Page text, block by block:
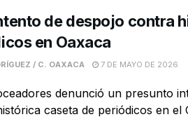
de despojo contra
en Oaxaca
/ C. OAXACA 7 DE MAYO DE 2026
denunció un presunto
caseta de periódicos en el